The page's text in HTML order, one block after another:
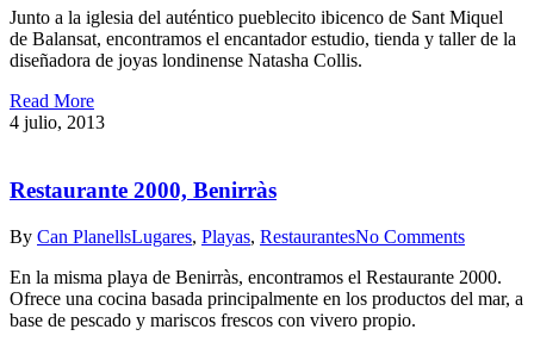
Junto a la iglesia del auténtico pueblecito ibicenco de Sant Miquel
de Balansat, encontramos el encantador estudio, tienda y taller de la
diseñadora de joyas londinense Natasha Collis.
Read More
4 julio, 2013
Restaurante 2000, Benirràs
By Can PlanellsLugares, Playas, RestaurantesNo Comments
En la misma playa de Benirràs, encontramos el Restaurante 2000.
Ofrece una cocina basada principalmente en los productos del mar, a
base de pescado y mariscos frescos con vivero propio.